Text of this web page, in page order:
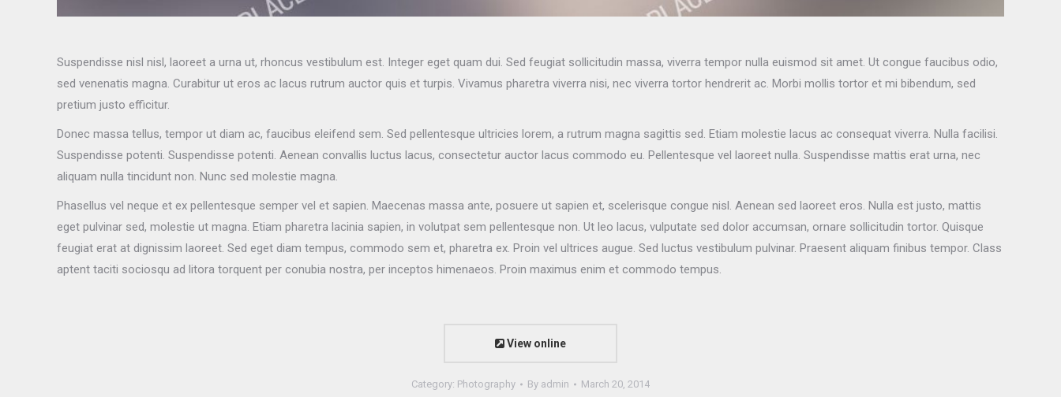
Suspendisse nisl nisl, laoreet a urna ut, rhoncus vestibulum est. Integer eget quam dui. Sed feugiat sollicitudin massa, viverra tempor nulla euismod sit amet. Ut congue faucibus odio,
sed venenatis magna. Curabitur ut eros ac lacus rutrum auctor quis et turpis. Vivamus pharetra viverra nisi, nec viverra tortor hendrerit ac. Morbi mollis tortor et mi bibendum, sed
pretium justo efficitur.
Donec massa tellus, tempor ut diam ac, faucibus eleifend sem. Sed pellentesque ultricies lorem, a rutrum magna sagittis sed. Etiam molestie lacus ac consequat viverra. Nulla facilisi.
Suspendisse potenti. Suspendisse potenti. Aenean convallis luctus lacus, consectetur auctor lacus commodo eu. Pellentesque vel laoreet nulla. Suspendisse mattis erat urna, nec
aliquam nulla tincidunt non. Nunc sed molestie magna.
Phasellus vel neque et ex pellentesque semper vel et sapien. Maecenas massa ante, posuere ut sapien et, scelerisque congue nisl. Aenean sed laoreet eros. Nulla est justo, mattis
eget pulvinar sed, molestie ut magna. Etiam pharetra lacinia sapien, in volutpat sem pellentesque non. Ut leo lacus, vulputate sed dolor accumsan, ornare sollicitudin tortor. Quisque
feugiat erat at dignissim laoreet. Sed eget diam tempus, commodo sem et, pharetra ex. Proin vel ultrices augue. Sed luctus vestibulum pulvinar. Praesent aliquam finibus tempor. Class
aptent taciti sociosqu ad litora torquent per conubia nostra, per inceptos himenaeos. Proin maximus enim et commodo tempus.
View online
Category: Photography By admin March 20, 2014